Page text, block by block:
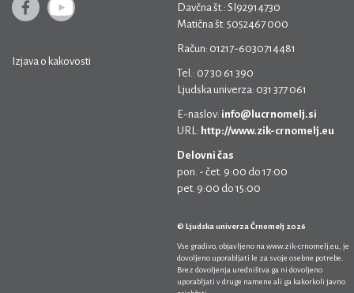
Izjava o kakovosti
Davčna št.: SI92914730
Matična št: 5052467 000
Račun: 01217-6030714481
Tel.: 07 30 61 390
Ljudska univerza: 031 377 061
E-naslov: info@lucrnomelj.si
URL: http://www.zik-crnomelj.eu
Delovni čas
pon. - čet. 9:00 do 17:00
pet. 9:00 do 15:00
© Ljudska univerza Črnomelj 2026
Vse gradivo, objavljeno na www.zik-crnomelj.eu , je
dovoljeno uporabljati le za svoje osebne potrebe.
Brez dovoljenja uredništva ga ni dovoljeno
uporabljati v druge namene ali ga kakorkoli javno